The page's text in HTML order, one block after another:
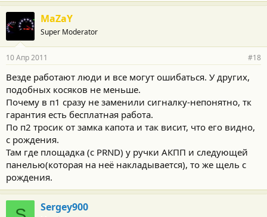
MaZaY
Super Moderator
10 Апр 2011 #18
Везде работают люди и все могут ошибаться. У других,
подобных косяков не меньше.
Почему в п1 сразу не заменили сигналку-непонятно, тк
гарантия есть бесплатная работа.
По п2 тросик от замка капота и так висит, что его видно,
с рождения.
Там где площадка (с PRND) у ручки АКПП и следующей
панелью(которая на неё накладывается), то же щель с
рождения.
Sergey900